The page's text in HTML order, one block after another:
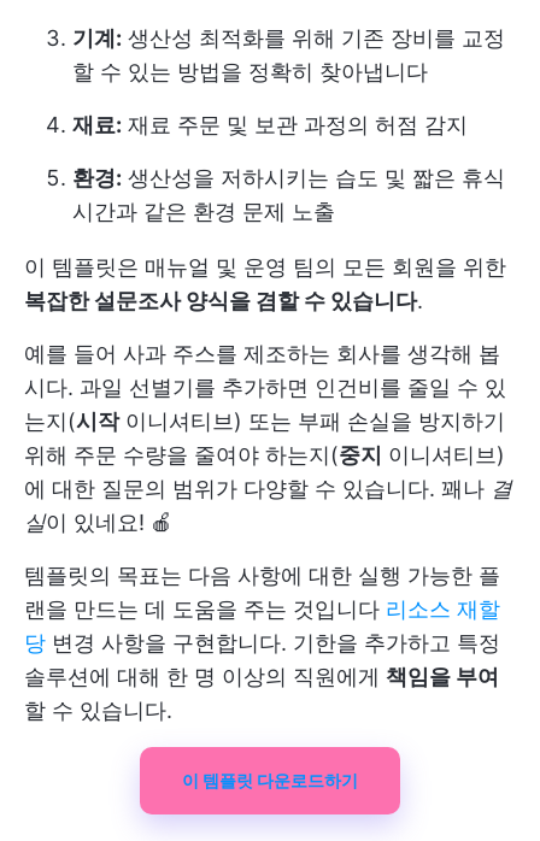
기계: 생산성 최적화를 위해 기존 장비를 교정
할 수 있는 방법을 정확히 찾아냅니다
재료: 재료 주문 및 보관 과정의 허점 감지
환경: 생산성을 저하시키는 습도 및 짧은 휴식
시간과 같은 환경 문제 노출
이 템플릿은 매뉴얼 및 운영 팀의 모든 회원을 위한
복잡한 설문조사 양식을 겸할 수 있습니다.
예를 들어 사과 주스를 제조하는 회사를 생각해 봅
시다. 과일 선별기를 추가하면 인건비를 줄일 수 있
는지(시작이니셔티브) 또는 부패 손실을 방지하기
위해 주문 수량을 줄여야 하는지(중지 이니셔티브)
에 대한 질문의 범위가 다양할 수 있습니다. 꽤나 결
실이 있네요! 🍎
템플릿의 목표는 다음 사항에 대한 실행 가능한 플
랜을 만드는 데 도움을 주는 것입니다 리소스 재할
당 변경 사항을 구현합니다. 기한을 추가하고 특정
솔루션에 대해 한 명 이상의 직원에게 책임을 부여
할 수 있습니다.
이 템플릿 다운로드하기